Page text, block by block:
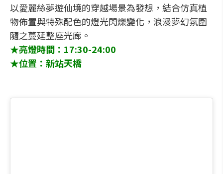
以愛麗絲夢遊仙境的穿越場景為發想，結合仿真植
物佈置與特殊配色的燈光閃爍變化，浪漫夢幻氛圍
隨之蔓延整座光廊。
★亮燈時間：17:30-24:00
★位置：新站天橋